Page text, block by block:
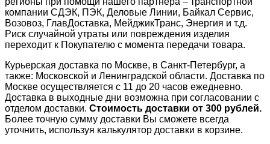
компании СДЭК, ПЭК, Деловые Линии, Байкал Сервис,
Возовоз, ГлавДоставка, МейджикТранс, Энергия и т.д.
Риск случайной утраты или повреждения изделия
переходит к Покупателю с момента передачи товара.
Курьерская доставка по Москве, в Санкт-Петербург, а
также: Московской и Ленинградской области. Доставка по
Москве осуществляется с 11 до 20 часов ежедневно.
Доставка в выходные дни возможна при согласовании с
отделом доставки. Стоимость доставки от 300 рублей.
Более точную сумму доставки Вы сможете всегда
уточнить, используя калькулятор доставки в корзине.